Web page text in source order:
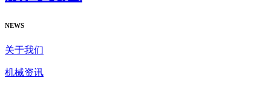
NEWS
关于我们
机械资讯